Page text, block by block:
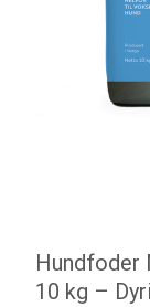
Hundfoder
10 kg –